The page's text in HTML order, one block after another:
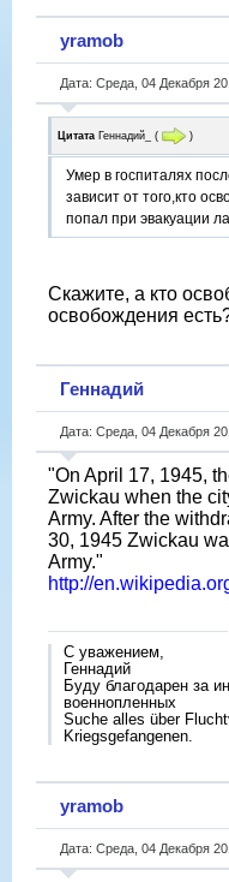
yramob
Дата: Среда, 04 Декабря
Цитата Геннадий_ ( )
Умер в госпиталях
зависит от того,кто
попал при эвакуации
Скажите, а кто
освобождения
Геннадий
Дата: Среда, 04 Декабря
"On April 17, 1945,
Zwickau when the
Army. After the
30, 1945 Zwickau
Army."
http://
С уважением,
Геннадий
Буду благодарен за
военнопленных
Suche alles über
Kriegsgefangenen.
yramob
Дата: Среда, 04 Декабря